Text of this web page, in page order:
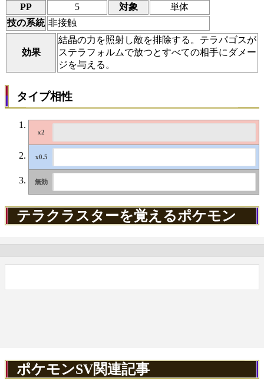
PP
5 対象
単体
技の系統 非接触
効果
結晶の力を照射し敵を排除する。テラパゴスが
ステラフォルムで放つとすべての相手にダメー
ジを与える。
タイプ相性
テラクラスターを覚えるポケモン
ポケモンSV関連記事